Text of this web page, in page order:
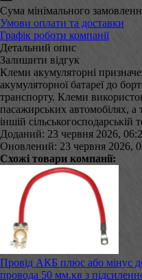
Сума мінімального
Умови оплати та доставки
Графік роботи компанії
Детальний опис
Залишити відгук
Клеми акумуляторні
акумуляторної батареї до
транспорту. Клеми
пасажирських автомобілях, а
іншій сільськогосподарській
Доданий: 23 червня 2026,
Оновлений: 23 червня 2026,
Схожі товари компанії:
Провід АКБ плюс або мінус
провода 50 мм.кв з